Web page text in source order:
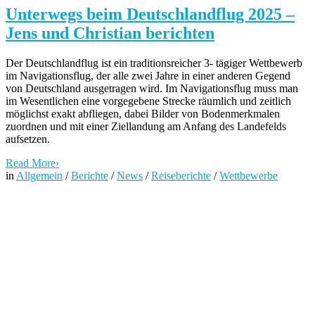
Unterwegs beim Deutschlandflug 2025 –
Jens und Christian berichten
Der Deutschlandflug ist ein traditionsreicher 3- tägiger Wettbewerb
im Navigationsflug, der alle zwei Jahre in einer anderen Gegend
von Deutschland ausgetragen wird. Im Navigationsflug muss man
im Wesentlichen eine vorgegebene Strecke räumlich und zeitlich
möglichst exakt abfliegen, dabei Bilder von Bodenmerkmalen
zuordnen und mit einer Ziellandung am Anfang des Landefelds
aufsetzen.
Read More›
in Allgemein /Berichte /News /Reiseberichte /Wettbewerbe